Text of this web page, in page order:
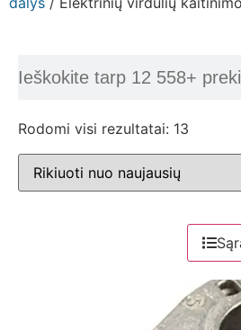
Rodomi visi rezultatai: 13